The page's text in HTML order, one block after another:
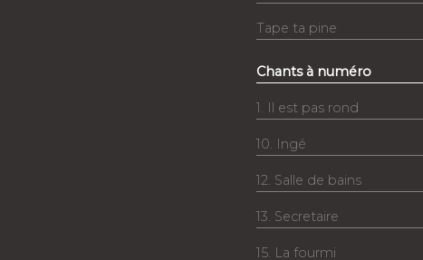
Tape ta pine
Chants à numéro
1. Il est pas rond
10. Ingé
12. Salle de bains
13. Secretaire
15. La fourmi